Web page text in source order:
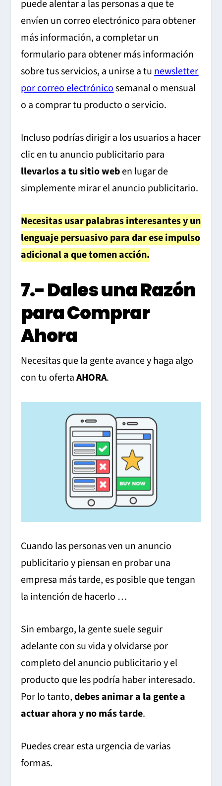
puede alentar a las personas a que te
envíen un correo electrónico para obtener
más información, a completar un
formulario para obtener más información
sobre tus servicios, a unirse a tunewsletter
por correo electrónicosemanal o mensual
o a comprar tu producto o servicio.
Incluso podrías dirigir a los usuarios a hacer
clic en tu anuncio publicitario para
llevarlos a tu sitio weben lugar de
simplemente mirar el anuncio publicitario.
Necesitas usar palabras interesantes y un
lenguaje persuasivo para dar ese impulso
adicional a que tomen acción.
7.- Dales una Razón
para Comprar
Ahora
Necesitas que la gente avance y haga algo
con tu ofertaAHORA.
Cuando las personas ven un anuncio
publicitario y piensan en probar una
empresa más tarde, es posible que tengan
la intención de hacerlo …
Sin embargo, la gente suele seguir
adelante con su vida y olvidarse por
completo del anuncio publicitario y el
producto que les podría haber interesado.
Por lo tanto,debes animar a la gente a
actuar ahora y no más tarde.
Puedes crear esta urgencia de varias
formas.